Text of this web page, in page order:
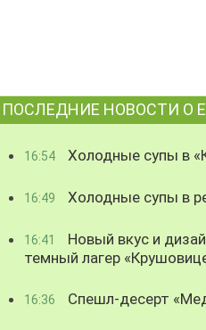
ПОСЛЕДНИЕ НОВОСТИ О
16:54 Холодные супы в
16:49 Холодные супы в
16:41
Новый вкус и
темный лагер
16:36 Спешл-десерт